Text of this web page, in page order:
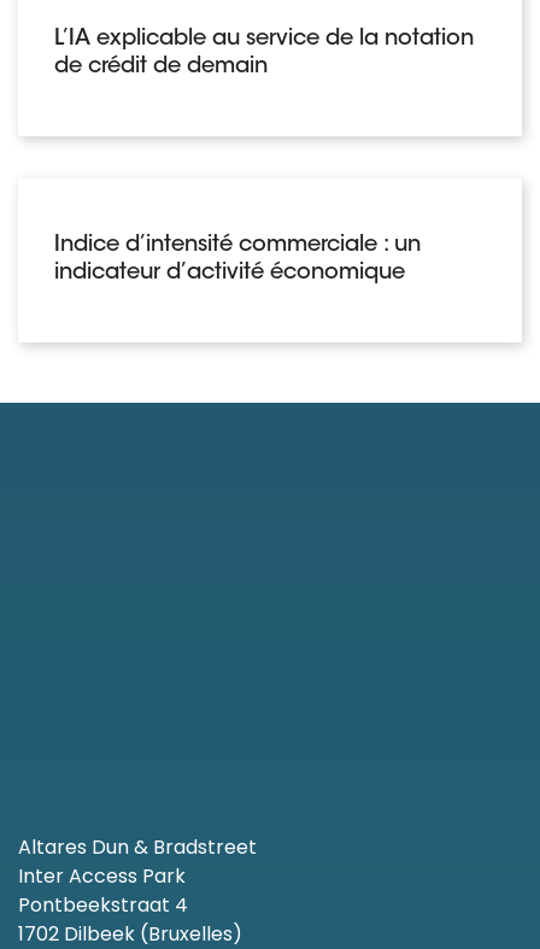
L’IA explicable au service de la notation
de crédit de demain
Indice d’intensité commerciale : un
indicateur d’activité économique
Altares Dun & Bradstreet
Inter Access Park
Pontbeekstraat 4
1702 Dilbeek (Bruxelles)